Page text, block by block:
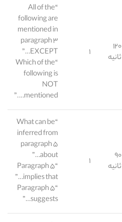
۱۲۰
ثانیه
۱
“All of the
following are
mentioned in
paragraph ۳
EXCEPT…”
“Which of the
following is
NOT
mentioned….”
۹۰
ثانیه
۱
“What can be
inferred from
paragraph ۵
about…”
“Paragraph ۵
implies that…”
“Paragraph ۵
suggests…”